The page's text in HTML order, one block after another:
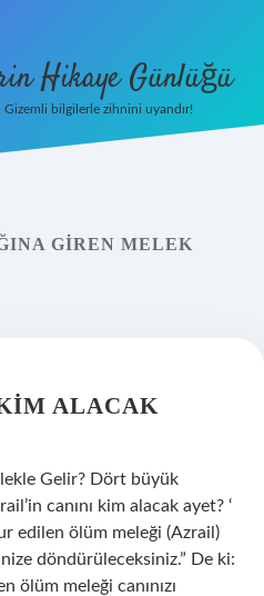
Hikaye Günlüğü
Gizemli bilgilerle zihnini uyandır!
GIREN MELEK
ALACAK
Gelir? Dört büyük
canını kim alacak ayet? ‘
edilen ölüm meleği (Azrail)
döndürüleceksiniz.” De ki:
ölüm meleği canınızı